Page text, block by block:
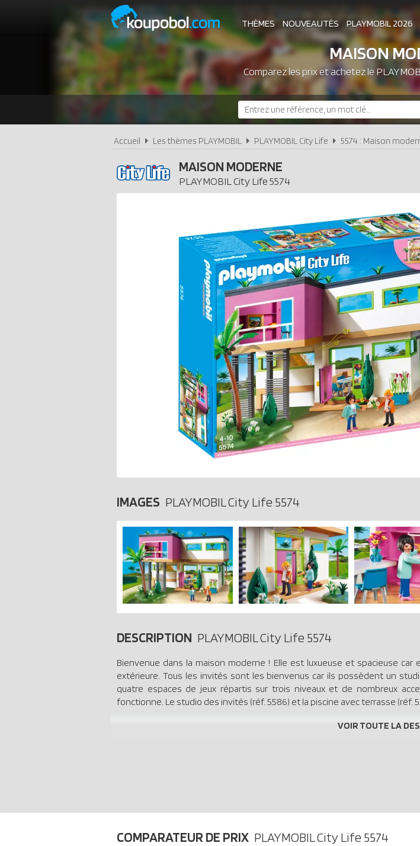
THÈMES NOUVEAUTÉS PLAYMOBIL 2026
ASSOCIATIONS
LES
MAISON
Comparez les prix et achetez le
Accueil Les thèmes PLAYMOBIL PLAYMOBIL City Life 5574 : Maison
MAISON MODERNE
PLAYMOBIL City Life5574
IMAGES PLAYMOBIL City Life 5574
DESCRIPTION PLAYMOBIL City Life 5574
Bienvenue dans la maison moderne ! Elle est luxueuse et spacieuse
extérieure. Tous les invités sont les bienvenus car ils possèdent un
quatre espaces de jeux répartis sur trois niveaux et de nombreux
fonctionne. Le studio des invités (réf. 5586) et la piscine avec terrasse (réf.
COMPARATEUR DE PRIX PLAYMOBIL City Life 5574